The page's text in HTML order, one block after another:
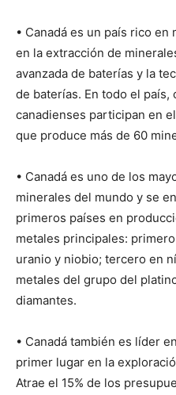
• Canadá es un país rico
en la extracción de
avanzada de baterías y la
de baterías. En todo el país,
canadienses participan en
que produce más de 60
• Canadá es uno de los
minerales del mundo y se
primeros países en
metales principales:
uranio y niobio; tercero en
metales del grupo del
diamantes.
• Canadá también es líder
primer lugar en la
Atrae el 15% de los